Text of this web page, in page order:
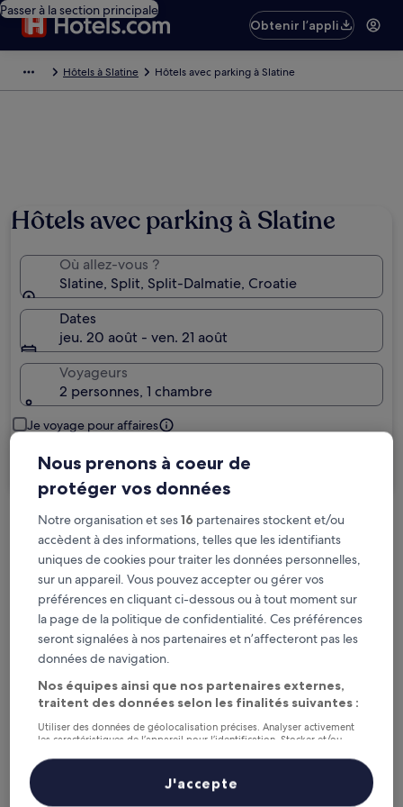
Passer à la section principale
Obtenir l’appli
Hôtels à Slatine Hôtels avec parking à Slatine
Hôtels avec parking à Slatine
Où allez-vous ?
Slatine, Split, Split-Dalmatie, Croatie
Dates
jeu. 20 août - ven. 21 août
Voyageurs
2 personnes, 1 chambre
Je voyage pour affaires
Rechercher
Options d’annulation gratuite en cas de
changement de programme
Gagnez des récompenses pour chaque
nuit séjournée
Économisez plus grâce aux Prix membres
Consultez les prix pour ces dates
Nous prenons à coeur de
protéger vos données
Notre organisation et ses16 partenaires stockent et/ou
accèdent à des informations, telles que les identifiants
uniques de cookies pour traiter les données personnelles,
sur un appareil. Vous pouvez accepter ou gérer vos
préférences en cliquant ci-dessous ou à tout moment sur
la page de la politique de confidentialité. Ces préférences
seront signalées à nos partenaires et n’affecteront pas les
données de navigation.
Nos équipes ainsi que nos partenaires externes,
traitent des données selon les finalités suivantes :
Utiliser des données de géolocalisation précises. Analyser activement
les caractéristiques de l’appareil pour l’identification. Stocker et/ou
personnalisés, mesure de performance des publicités et du contenu,
études d’audience et développement de services.
Liste de nos partenaires (fournisseurs)
J'accepte